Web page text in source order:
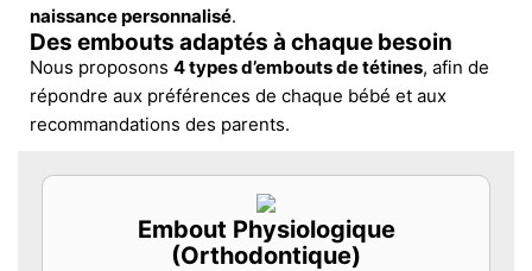
naissance personnalisé.
Des embouts adaptés à chaque besoin
Nous proposons 4 types d’embouts de tétines, afin de
répondre aux préférences de chaque bébé et aux
recommandations des parents.
Embout Physiologique
(Orthodontique)